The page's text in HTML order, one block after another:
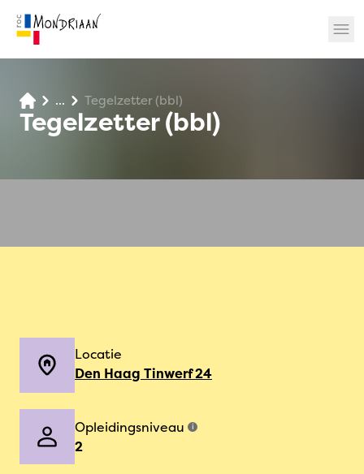
🎉 ... Tegelzetter (bbl)
Tegelzetter (bbl)
Locatie
Den Haag Tinwerf 24
Opleidingsniveau i
2